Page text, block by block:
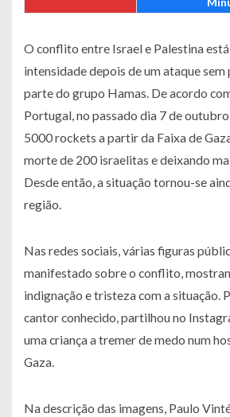
O conflito entre Israel e Palestina
intensidade depois de um ataque
parte do grupo Hamas. De acordo
Portugal, no passado dia 7 de
5000 rockets a partir da Faixa de
morte de 200 israelitas e deixando
Desde então, a situação tornou-se
região.
Nas redes sociais, várias figuras
manifestado sobre o conflito,
indignação e tristeza com a situação.
cantor conhecido, partilhou no
uma criança a tremer de medo num
Gaza.
Na descrição das imagens, Paulo